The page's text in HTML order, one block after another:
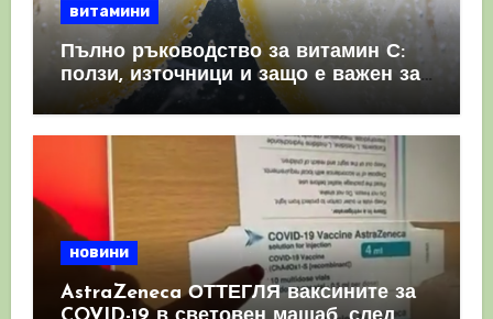
витамини
Пълно ръководство за витамин С:
ползи, източници и защо е важен за
имунната система
новини
AstraZeneca ОТТЕГЛЯ ваксините за